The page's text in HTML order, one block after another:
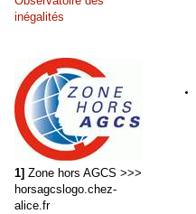
inégalités
1] Zone hors AGCS >>>
horsagcslogo.chez-
alice.fr